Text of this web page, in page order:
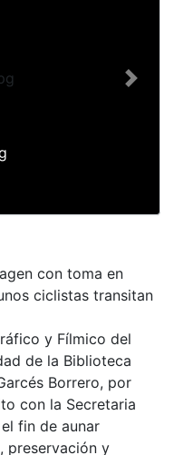
Next
con toma en
ciclistas transitan
y Fílmico del
de la Biblioteca
Borrero, por
con la Secretaria
fin de aunar
preservación y